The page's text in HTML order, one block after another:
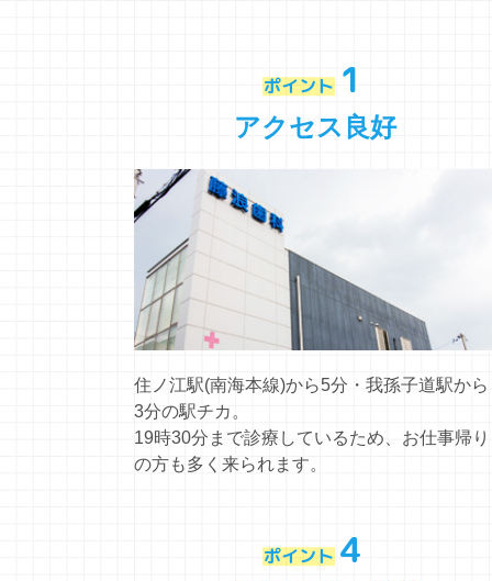
ポイント 1
アクセス良好
住ノ江駅(南海本線)から5分・我孫子道駅から
3分の駅チカ。
19時30分まで診療しているため、お仕事帰り
の方も多く来られます。
ポイント 4